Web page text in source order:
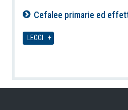
Cefalee primarie ed
LEGGI